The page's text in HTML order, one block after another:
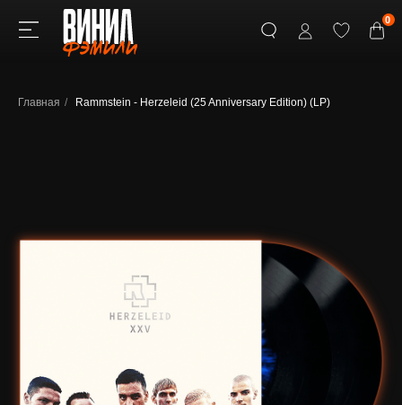
Главная / Rammstein - Herzeleid (25 Anniversary Edition) (LP)